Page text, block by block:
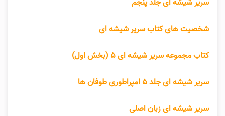
شخصیت های کتاب سریر شیشه ای
کتاب مجموعه سریر شیشه ای ۵ (بخش اول)
سریر شیشه‌ ای جلد ۵ امپراطوری‌ طوفان‌ ها
سریر شیشه ای زبان اصلی